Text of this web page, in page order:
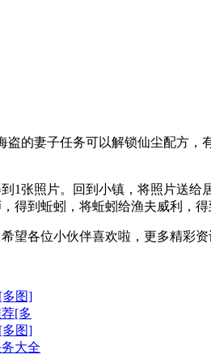
盗的妻子任务可以解锁仙尘配方
照片。回到小镇，将照片送给
到蚯蚓，将蚯蚓给渔夫威利，
各位小伙伴喜欢啦，更多精彩资
多图]
[多
多图]
大全